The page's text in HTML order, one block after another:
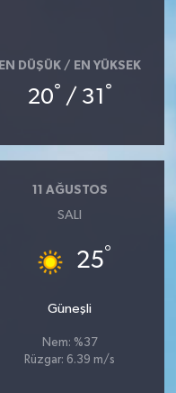
EN DÜŞÜK / EN YÜKSEK
20° / 31 °
11 AĞUSTOS
SALI
25°
Güneşli
Nem: %37
Rüzgar: 6.39 m/s